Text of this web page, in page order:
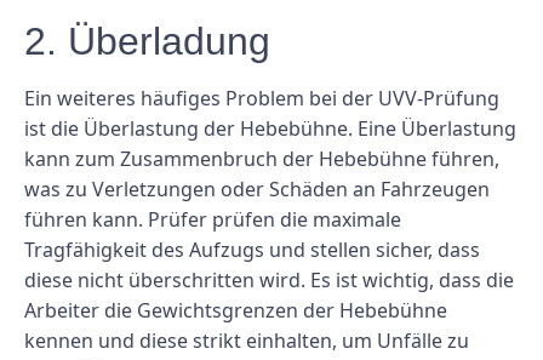
2. Überladung
Ein weiteres häufiges Problem bei der UVV-Prüfung
ist die Überlastung der Hebebühne. Eine Überlastung
kann zum Zusammenbruch der Hebebühne führen,
was zu Verletzungen oder Schäden an Fahrzeugen
führen kann. Prüfer prüfen die maximale
Tragfähigkeit des Aufzugs und stellen sicher, dass
diese nicht überschritten wird. Es ist wichtig, dass die
Arbeiter die Gewichtsgrenzen der Hebebühne
kennen und diese strikt einhalten, um Unfälle zu